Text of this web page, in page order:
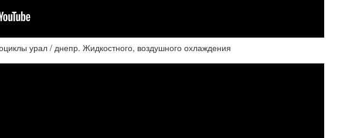
урал / днепр. Жидкостного, воздушного охлаждения